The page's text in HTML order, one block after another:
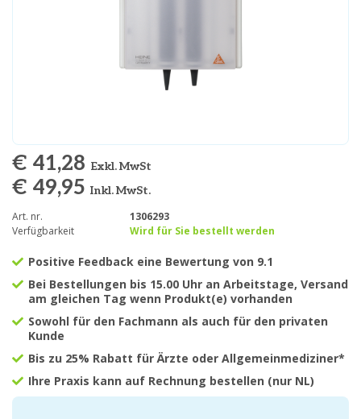
€ 41,28 Exkl. MwSt
€ 49,95 Inkl. MwSt.
Art. nr.
1306293
Verfügbarkeit
Wird für Sie bestellt werden
Positive Feedback eine Bewertung von 9.1
Bei Bestellungen bis 15.00 Uhr an Arbeitstage, Versand
am gleichen Tag wenn Produkt(e) vorhanden
Sowohl für den Fachmann als auch für den privaten
Kunde
Bis zu 25% Rabatt für Ärzte oder Allgemeinmediziner*
Ihre Praxis kann auf Rechnung bestellen (nur NL)